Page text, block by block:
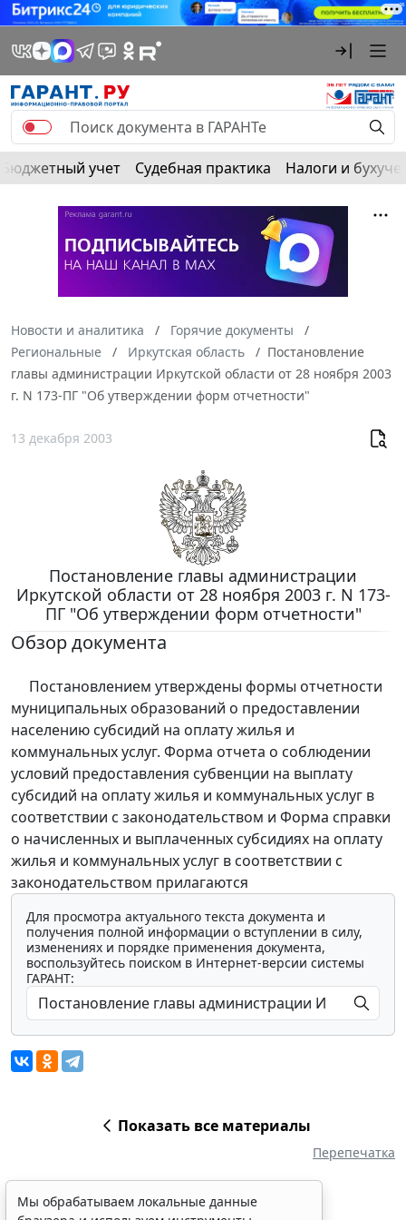
Бюджетный учет Судебная практика Налоги и
Новости и аналитика
Горячие документы
Региональные
Иркутская область
Постановление
главы администрации Иркутской области от 28 ноября 2003
г. N 173-ПГ "Об утверждении форм отчетности"
13 декабря 2003
Постановление главы администрации
Иркутской области от 28 ноября 2003 г. N 173-
ПГ "Об утверждении форм отчетности"
Обзор документа
Постановлением утверждены формы отчетности
муниципальных образований о предоставлении
населению субсидий на оплату жилья и
коммунальных услуг. Форма отчета о соблюдении
условий предоставления субвенции на выплату
субсидий на оплату жилья и коммунальных услуг в
соответствии с законодательством и Форма справки
о начисленных и выплаченных субсидиях на оплату
жилья и коммунальных услуг в соответствии с
законодательством прилагаются
Для просмотра актуального текста документа и
получения полной информации о вступлении в силу,
изменениях и порядке применения документа,
воспользуйтесь поиском в Интернет-версии системы
ГАРАНТ:
Показать все материалы
Перепечатка
Мы обрабатываем локальные данные